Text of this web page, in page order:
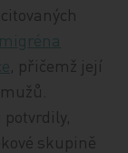
, přičemž její
skupině